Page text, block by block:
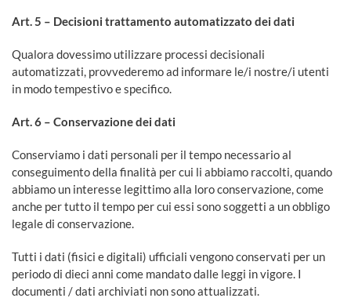
Art. 5 – Decisioni trattamento automatizzato dei dati
Qualora dovessimo utilizzare processi decisionali
automatizzati, provvederemo ad informare le/i nostre/i utenti
in modo tempestivo e specifico.
Art. 6 – Conservazione dei dati
Conserviamo i dati personali per il tempo necessario al
conseguimento della finalità per cui li abbiamo raccolti, quando
abbiamo un interesse legittimo alla loro conservazione, come
anche per tutto il tempo per cui essi sono soggetti a un obbligo
legale di conservazione.
Tutti i dati (fisici e digitali) ufficiali vengono conservati per un
periodo di dieci anni come mandato dalle leggi in vigore. I
documenti / dati archiviati non sono attualizzati.